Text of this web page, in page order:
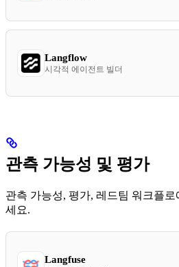
Langflow
시각적 에이전트 빌더
관측 가능성 및 평가
관측 가능성, 평가, 레드팀 워크플로
세요.
Langfuse